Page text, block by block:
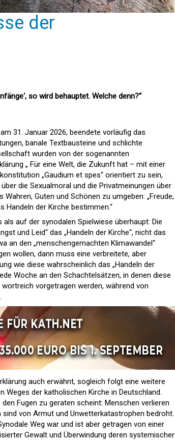
der
so wird behauptet. Welche denn?“
31. Januar 2026, beendete vorläufig das
banale Textbausteine und schlichte
wurden von der sogenannten
„ Für eine Welt, die Zukunft hat – mit einer
„Gaudium et spes“ orientiert zu sein,
die Sexualmoral und die Privatmeinungen über
Guten und Schönen zu umgeben: „Freude,
Handeln der Kirche bestimmen.“
auf der synodalen Spielwiese überhaupt: Die
und Leid“ das „Handeln der Kirche“, nicht das
an den „menschengemachten Klimawandel“
wollen, dann muss eine verbreitete, aber
wie diese wahrscheinlich das „Handeln der
Woche an den Schachtelsätzen, in denen diese
vorgetragen werden, während von
auch erwähnt, sogleich folgt eine weitere
Weges der katholischen Kirche in Deutschland.
Fugen zu geraten scheint: Menschen verlieren
von Armut und Unwetterkatastrophen bedroht.
Weg war und ist aber getragen von einer
Gewalt und Überwindung deren systemischer